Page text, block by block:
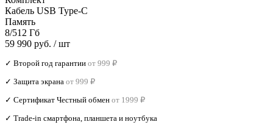
Кабель USB Type-C
Память
8/512 Гб
59 990 руб. / шт
✓ Второй год гарантии от 999 ₽
✓ Защита экрана от 999 ₽
✓ Сертификат Честный обмен от 1999 ₽
✓ Trade‑in смартфона, планшета и ноутбука